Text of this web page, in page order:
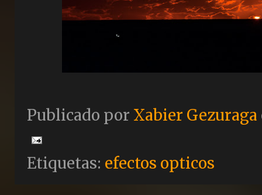
Publicado por Xabier Gezuraga
Etiquetas: efectos opticos